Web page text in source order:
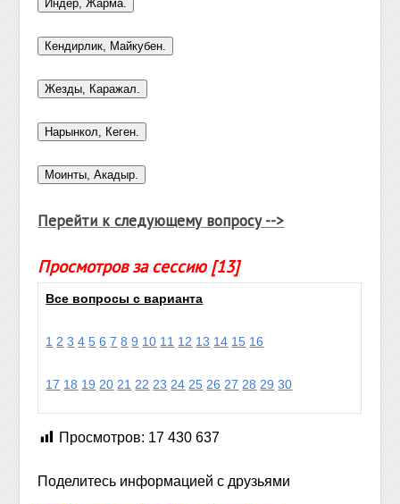
Перейти к следующему вопросу -->
Просмотров за сессию [13]
Все вопросы с варианта
1 2 3 4 5 6 7 8 9 10 11 12 13 14 15 16
17 18 19 20 21 22 23 24 25 26 27 28 29 30
Просмотров: 17 430 637
Поделитесь информацией с друзьями